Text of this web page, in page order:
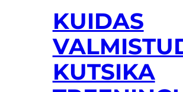
KUIDAS
KUTSIKA